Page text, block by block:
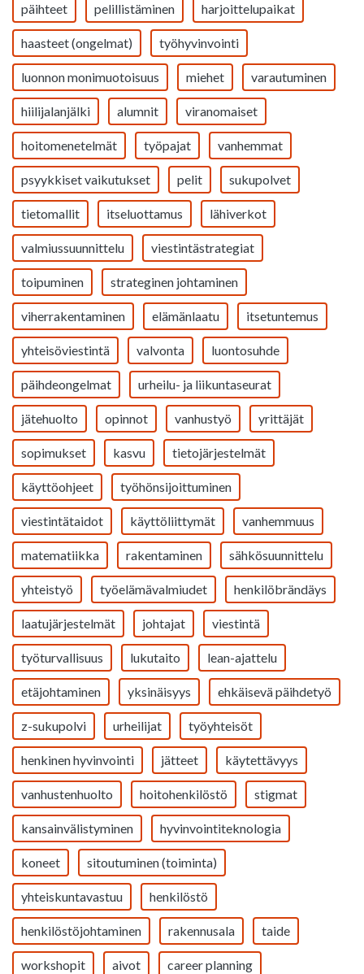
päihteet pelillistäminen harjoittelupaikat
haasteet (ongelmat) työhyvinvointi
luonnon monimuotoisuus miehet varautuminen
hiilijalanjälki alumnit viranomaiset
hoitomenetelmät työpajat vanhemmat
psyykkiset vaikutukset pelit sukupolvet
tietomallit itseluottamus lähiverkot
valmiussuunnittelu viestintästrategiat
toipuminen strateginen johtaminen
viherrakentaminen elämänlaatu itsetuntemus
yhteisöviestintä valvonta luontosuhde
päihdeongelmat urheilu- ja liikuntaseurat
jätehuolto opinnot vanhustyö yrittäjät
sopimukset kasvu tietojärjestelmät
käyttöohjeet työhönsijoittuminen
viestintätaidot käyttöliittymät vanhemmuus
matematiikka rakentaminen sähkösuunnittelu
yhteistyö työelämävalmiudet henkilöbrändäys
laatujärjestelmät johtajat viestintä
työturvallisuus lukutaito lean-ajattelu
etäjohtaminen yksinäisyys ehkäisevä päihdetyö
z-sukupolvi urheilijat työyhteisöt
henkinen hyvinvointi jätteet käytettävyys
vanhustenhuolto hoitohenkilöstö stigmat
kansainvälistyminen hyvinvointiteknologia
koneet sitoutuminen (toiminta)
yhteiskuntavastuu henkilöstö
henkilöstöjohtaminen rakennusala taide
workshopit aivot career planning